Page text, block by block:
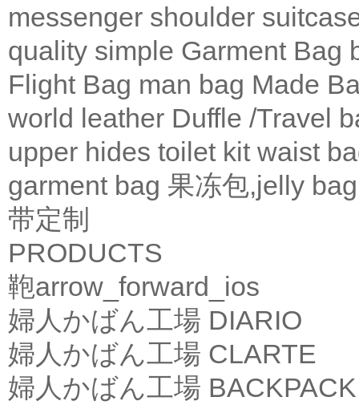
messenger shoulder
quality simple Garment Bag
Flight Bag man bag Made
world leather Duffle /Travel
upper hides toilet kit waist
garment bag 果冻包,jelly bag
带定制
PRODUCTS
鞄arrow_forward_ios
婦人かばん工場 DIARIO
婦人かばん工場 CLARTE
婦人かばん工場 BACKPACK